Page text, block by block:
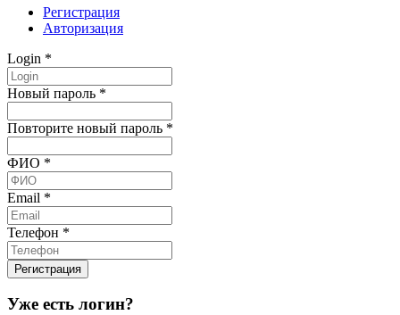
Регистрация
Авторизация
Login *
Новый пароль *
Повторите новый пароль *
ФИО *
Email *
Телефон *
Уже есть логин?